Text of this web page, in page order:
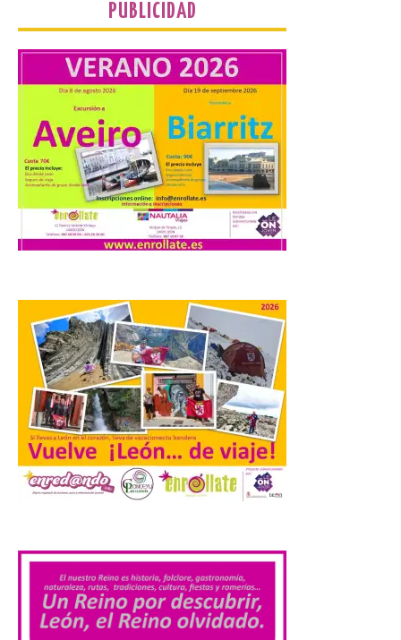
de 2026, Camarzana de
Tera volverá a convertirse
en punto de encuentro,
con la Villa Romana de
Orpheus. Vivimos un momento en el que la
música en directo mueve grandes
fenómenos de […]
El Ayuntamiento de
Cabrillanes analizará,
conforme a la legalidad, la
Eclipse Festival
6 Ago 2026
Durante la mañana de ayer
miércoles ha sido
registrada en el
Ayuntamiento una
solicitud relacionada con
la celebración de este evento. Ante las
informaciones aparecidas en distintos
medios de comunicación sobre la posible
La Universidad de León
retoma las excavaciones
PUBLICIDAD